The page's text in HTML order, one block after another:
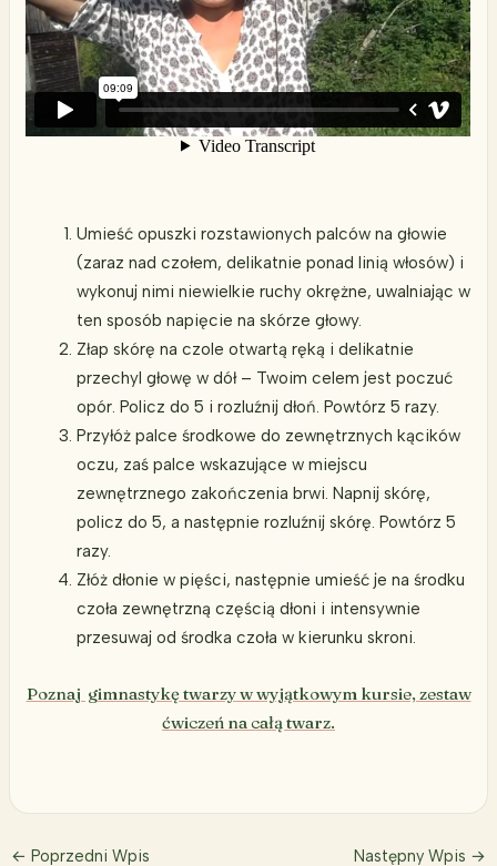
Umieść opuszki rozstawionych palców na głowie
(zaraz nad czołem, delikatnie ponad linią włosów) i
wykonuj nimi niewielkie ruchy okrężne, uwalniając w
ten sposób napięcie na skórze głowy.
Złap skórę na czole otwartą ręką i delikatnie
przechyl głowę w dół – Twoim celem jest poczuć
opór. Policz do 5 i rozluźnij dłoń. Powtórz 5 razy.
Przyłóż palce środkowe do zewnętrznych kącików
oczu, zaś palce wskazujące w miejscu
zewnętrznego zakończenia brwi. Napnij skórę,
policz do 5, a następnie rozluźnij skórę. Powtórz 5
razy.
Złóż dłonie w pięści, następnie umieść je na środku
czoła zewnętrzną częścią dłoni i intensywnie
przesuwaj od środka czoła w kierunku skroni.
Poznaj gimnastykę twarzy w wyjątkowym kursie, zestaw
ćwiczeń na całą twarz.
← Poprzedni Wpis Następny Wpis →